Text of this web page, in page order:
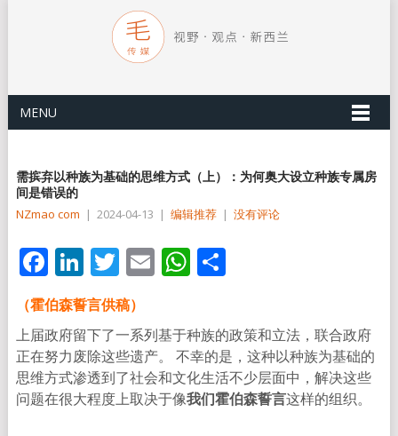
MENU
需摈弃以种族为基础的思维方式（上）：为何奥大设立种族专属房
间是错误的
NZmao com | 2024-04-13 | 编辑推荐 | 没有评论
Facebook
LinkedIn
Twitter
EmailWhatsApp
分
（霍伯森誓言供稿）
上届政府留下了一系列基于种族的政策和立法，联合政府
正在努力废除这些遗产。 不幸的是，这种以种族为基础的
思维方式渗透到了社会和文化生活不少层面中，解决这些
问题在很大程度上取决于像我们霍伯森誓言这样的组织。